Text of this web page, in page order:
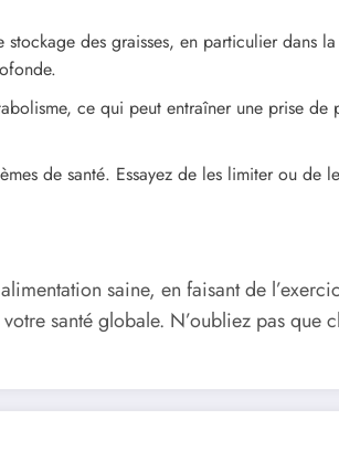
des graisses, en particulier dans
ce qui peut entraîner une prise de
de santé. Essayez de les limiter ou de
saine, en faisant de
santé globale. N’oubliez pas que